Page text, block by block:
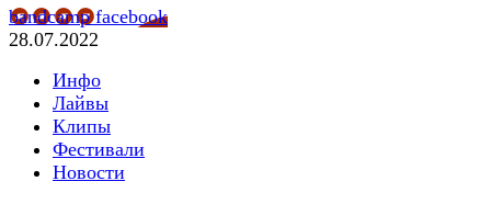
bandcampfacebook
28.07.2022
Инфо
Лайвы
Клипы
Фестивали
Новости